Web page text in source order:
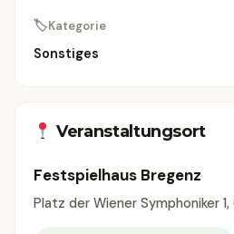
🏷Kategorie
Sonstiges
Veranstaltungsort
Festspielhaus Bregenz
Platz der Wiener Symphoniker